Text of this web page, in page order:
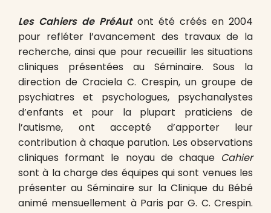
Les Cahiers de PréAutont été créés en 2004
pour refléter l’avancement des travaux de la
recherche, ainsi que pour recueillir les situations
cliniques présentées au Séminaire. Sous la
direction de Craciela C. Crespin, un groupe de
psychiatres et psychologues, psychanalystes
d’enfants et pour la plupart praticiens de
l’autisme, ont accepté d’apporter leur
contribution à chaque parution. Les observations
cliniques formant le noyau de chaque Cahier
sont à la charge des équipes qui sont venues les
présenter au Séminaire sur la Clinique du Bébé
animé mensuellement à Paris par G. C. Crespin.